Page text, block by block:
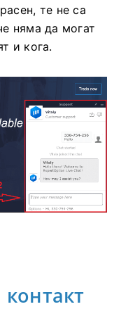
те не са
няма да могат
и кога.